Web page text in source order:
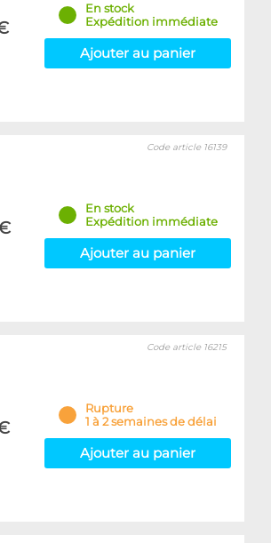
En stock
Expédition immédiate
Ajouter au panier
Code article 16139
En stock
Expédition immédiate
Ajouter au panier
Code article 16215
Rupture
1 à 2 semaines de délai
Ajouter au panier